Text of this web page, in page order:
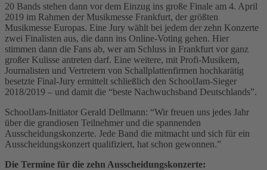
20 Bands stehen dann vor dem Einzug ins große Finale am 4. April
2019 im Rahmen der Musikmesse Frankfurt, der größten
Musikmesse Europas. Eine Jury wählt bei jedem der zehn Konzerte
zwei Finalisten aus, die dann ins Online-Voting gehen. Hier
stimmen dann die Fans ab, wer am Schluss in Frankfurt vor ganz
großer Kulisse antreten darf. Eine weitere, mit Profi-Musikern,
Journalisten und Vertretern von Schallplattenfirmen hochkarätig
besetzte Final-Jury ermittelt schließlich den SchoolJam-Sieger
2018/2019 – und damit die “beste Nachwuchsband Deutschlands”.
SchoolJam-Initiator Gerald Dellmann: “Wir freuen uns jedes Jahr
über die grandiosen Teilnehmer und die spannenden
Ausscheidungskonzerte. Jede Band die mitmacht und sich für ein
Ausscheidungskonzert qualifiziert, hat schon gewonnen.”
Die Termine für die zehn Ausscheidungskonzerte: